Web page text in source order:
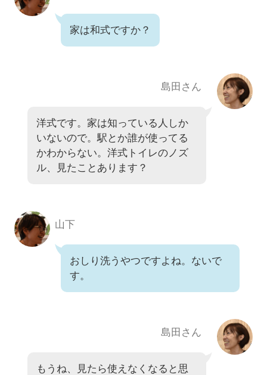
家は和式ですか？
島田さん
洋式です。家は知っている人しか
いないので。駅とか誰が使ってる
かわからない。洋式トイレのノズ
ル、見たことあります？
山下
おしり洗うやつですよね。ないで
す。
島田さん
もうね、見たら使えなくなると思